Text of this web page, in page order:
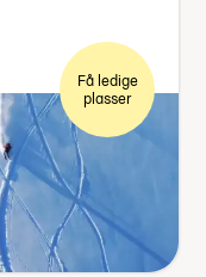
Få ledige
plasser